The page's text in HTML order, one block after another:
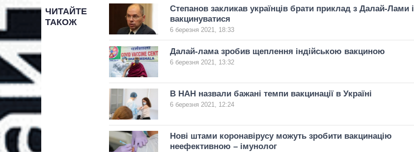
ЧИТАЙТЕ
ТАКОЖ
Степанов закликав українців брати приклад з Далай-Лами і
вакцинуватися
6 березня 2021, 18:33
Далай-лама зробив щеплення індійською вакциною
6 березня 2021, 13:32
В НАН назвали бажані темпи вакцинації в Україні
6 березня 2021, 12:24
Нові штами коронавірусу можуть зробити вакцинацію
неефективною – імунолог